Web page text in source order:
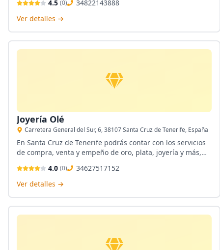
también poseen un taller propio, en su local podrás contar
con expertos en el área.
4.5 (0)
34822143888
Ver detalles →
Joyería Olé
Carretera General del Sur, 6, 38107 Santa Cruz de Tenerife, España
En Santa Cruz de Tenerife podrás contar con los servicios
de compra, venta y empeño de oro, plata, joyería y más,
ocasión para así brindar más variedad a los clientes.
4.0 (0)
34627517152
Ver detalles →